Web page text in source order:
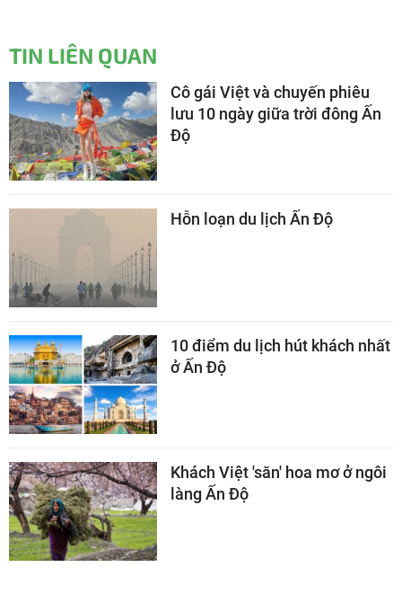
TIN LIÊN QUAN
Cô gái Việt và chuyến phiêu
lưu 10 ngày giữa trời đông Ấn
Độ
Hỗn loạn du lịch Ấn Độ
10 điểm du lịch hút khách nhất
ở Ấn Độ
Khách Việt 'săn' hoa mơ ở ngôi
làng Ấn Độ